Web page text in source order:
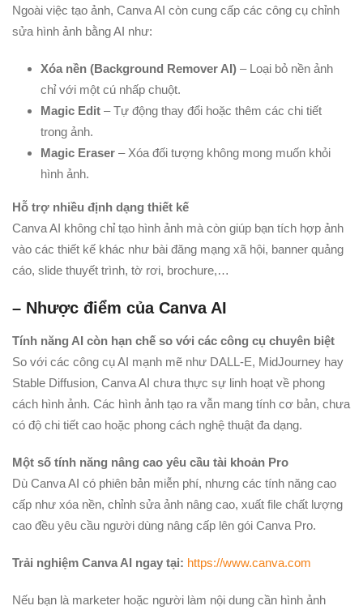
Ngoài việc tạo ảnh, Canva AI còn cung cấp các công cụ chỉnh
sửa hình ảnh bằng AI như:
Xóa nền (Background Remover AI) – Loại bỏ nền ảnh
chỉ với một cú nhấp chuột.
Magic Edit – Tự động thay đổi hoặc thêm các chi tiết
trong ảnh.
Magic Eraser – Xóa đối tượng không mong muốn khỏi
hình ảnh.
Hỗ trợ nhiều định dạng thiết kế
Canva AI không chỉ tạo hình ảnh mà còn giúp bạn tích hợp ảnh
vào các thiết kế khác như bài đăng mạng xã hội, banner quảng
cáo, slide thuyết trình, tờ rơi, brochure,…
– Nhược điểm của Canva AI
Tính năng AI còn hạn chế so với các công cụ chuyên biệt
So với các công cụ AI mạnh mẽ như DALL-E, MidJourney hay
Stable Diffusion, Canva AI chưa thực sự linh hoạt về phong
cách hình ảnh. Các hình ảnh tạo ra vẫn mang tính cơ bản, chưa
có độ chi tiết cao hoặc phong cách nghệ thuật đa dạng.
Một số tính năng nâng cao yêu cầu tài khoản Pro
Dù Canva AI có phiên bản miễn phí, nhưng các tính năng cao
cấp như xóa nền, chỉnh sửa ảnh nâng cao, xuất file chất lượng
cao đều yêu cầu người dùng nâng cấp lên gói Canva Pro.
Trải nghiệm Canva AI ngay tại: https://www.canva.com
Nếu bạn là marketer hoặc người làm nội dung cần hình ảnh